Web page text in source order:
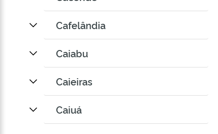
Cafelândia
Caiabu
Caieiras
Caiuá